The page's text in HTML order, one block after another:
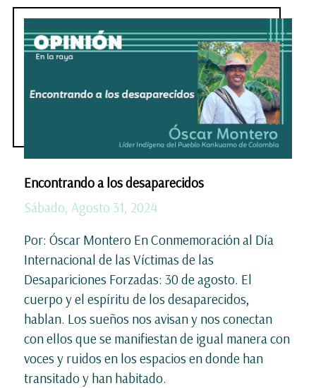
Encontrando a los desaparecidos
Sábado, Agosto 31, 2024
Por: Óscar Montero En Conmemoración al Día
Internacional de las Víctimas de las
Desapariciones Forzadas: 30 de agosto. El
cuerpo y el espíritu de los desaparecidos,
hablan. Los sueños nos avisan y nos conectan
con ellos que se manifiestan de igual manera con
voces y ruidos en los espacios en donde han
transitado y han habitado.